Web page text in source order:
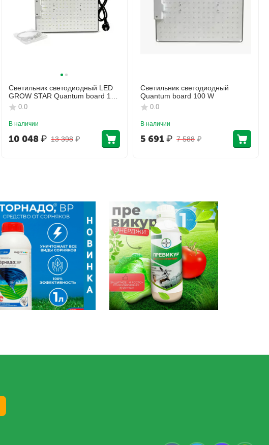
Светильник светодиодный LED
GROW STAR Quantum board 100
W 0.0
В наличии
13 398 ₽
10 048₽
Светильник светодиодный
Quantum board 100 W
0.0
В наличии
7 588 ₽
5 691 ₽